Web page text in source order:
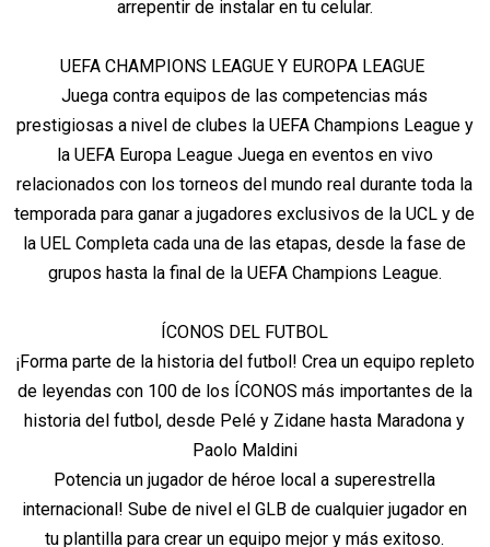
arrepentir de instalar en tu celular.
UEFA CHAMPIONS LEAGUE Y EUROPA LEAGUE
Juega contra equipos de las competencias más
prestigiosas a nivel de clubes la UEFA Champions League y
la UEFA Europa League Juega en eventos en vivo
relacionados con los torneos del mundo real durante toda la
temporada para ganar a jugadores exclusivos de la UCL y de
la UEL Completa cada una de las etapas, desde la fase de
grupos hasta la final de la UEFA Champions League.
ÍCONOS DEL FUTBOL
¡Forma parte de la historia del futbol! Crea un equipo repleto
de leyendas con 100 de los ÍCONOS más importantes de la
historia del futbol, desde Pelé y Zidane hasta Maradona y
Paolo Maldini
Potencia un jugador de héroe local a superestrella
internacional! Sube de nivel el GLB de cualquier jugador en
tu plantilla para crear un equipo mejor y más exitoso.